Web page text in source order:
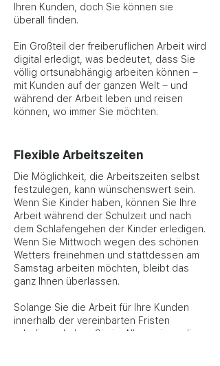
Ihren Kunden, doch Sie können sie
überall finden.
Ein Großteil der freiberuflichen Arbeit wird
digital erledigt, was bedeutet, dass Sie
völlig ortsunabhängig arbeiten können –
mit Kunden auf der ganzen Welt – und
während der Arbeit leben und reisen
können, wo immer Sie möchten.
Flexible Arbeitszeiten
Die Möglichkeit, die Arbeitszeiten selbst
festzulegen, kann wünschenswert sein.
Wenn Sie Kinder haben, können Sie Ihre
Arbeit während der Schulzeit und nach
dem Schlafengehen der Kinder erledigen.
Wenn Sie Mittwoch wegen des schönen
Wetters freinehmen und stattdessen am
Samstag arbeiten möchten, bleibt das
ganz Ihnen überlassen.
Solange Sie die Arbeit für Ihre Kunden
innerhalb der vereinbarten Fristen
erledigen, haben Sie im Allgemeinen die